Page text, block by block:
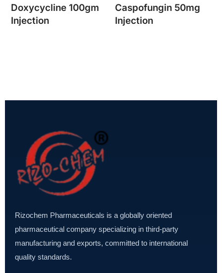
Doxycycline 100gm
Injection
Caspofungin 50mg
Injection
Rizochem Pharmaceuticals is a globally oriented
pharmaceutical company specializing in third-party
manufacturing and exports, committed to international
quality standards.